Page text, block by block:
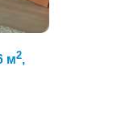
м2,